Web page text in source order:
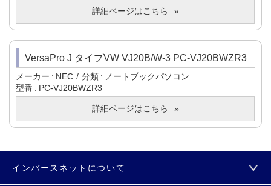
詳細ページはこちら
VersaPro J タイプVW VJ20B/W-3 PC-VJ20BWZR3
メーカー NEC 分類
ノートブックパソコン
型番
PC-VJ20BWZR3
詳細ページはこちら
インバースネットについて